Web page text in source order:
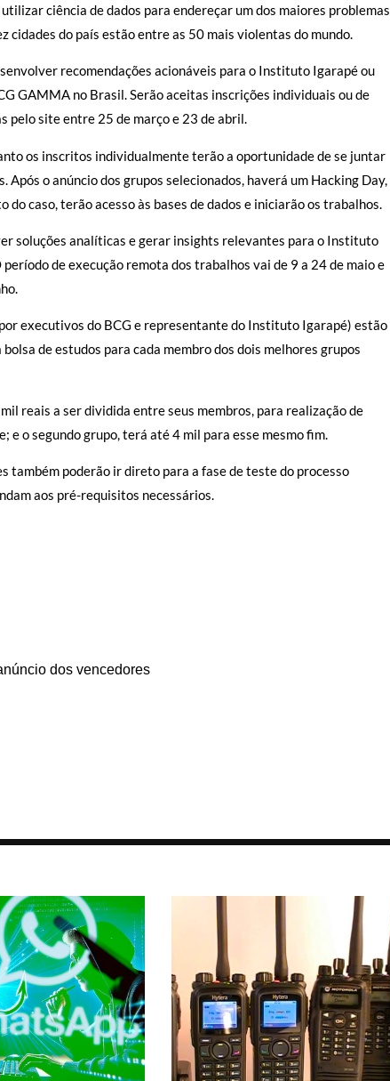
ciência de dados para endereçar um dos maiores problemas
cidades do país estão entre as 50 mais violentas do mundo.
recomendações acionáveis para o Instituto Igarapé ou
GAMMA no Brasil. Serão aceitas inscrições individuais ou de
pelo site entre 25 de março e 23 de abril.
os inscritos individualmente terão a oportunidade de se juntar
o anúncio dos grupos selecionados, haverá um Hacking Day,
caso, terão acesso às bases de dados e iniciarão os trabalhos.
soluções analíticas e gerar insights relevantes para o Instituto
de execução remota dos trabalhos vai de 9 a 24 de maio e
executivos do BCG e representante do Instituto Igarapé) estão
de estudos para cada membro dos dois melhores grupos
reais a ser dividida entre seus membros, para realização de
e o segundo grupo, terá até 4 mil para esse mesmo fim.
também poderão ir direto para a fase de teste do processo
aos pré-requisitos necessários.
dos vencedores